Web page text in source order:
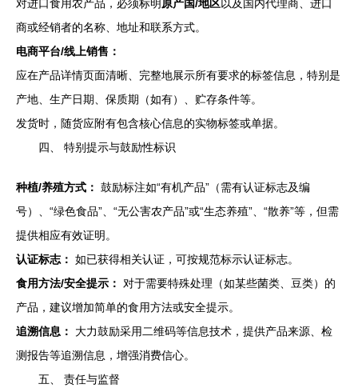
对进口食用农产品，必须标明原产国/地区以及国内代理商、进口
商或经销者的名称、地址和联系方式。
电商平台/线上销售：
应在产品详情页面清晰、完整地展示所有要求的标签信息，特别是
产地、生产日期、保质期（如有）、贮存条件等。
发货时，随货应附有包含核心信息的实物标签或单据。
四、 特别提示与鼓励性标识
种植/养殖方式： 鼓励标注如“有机产品”（需有认证标志及编
号）、“绿色食品”、“无公害农产品”或“生态养殖”、“散养”等，但需
提供相应有效证明。
认证标志： 如已获得相关认证，可按规范标示认证标志。
食用方法/安全提示：
对于需要特殊处理（如某些菌类、豆类）的
产品，建议增加简单的食用方法或安全提示。
追溯信息：
大力鼓励采用二维码等信息技术，提供产品来源、检
测报告等追溯信息，增强消费信心。
五、 责任与监督